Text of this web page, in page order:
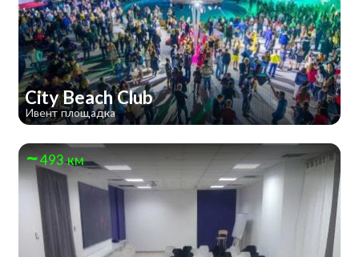
City Beach Club
Ивент площадка
493 км